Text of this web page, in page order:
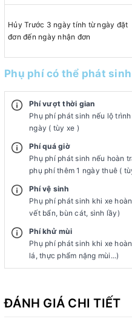
Hủy Trước 3 ngày tính từ ngày đặt
đơn đến ngày nhận đơn
Phụ phí có thể phát sinh
Phí vượt thời gian
Phụ phí phát sinh nếu lộ
ngày ( tùy xe )
Phí quá giờ
Phụ phí phát sinh nếu hoàn
phụ phí thêm 1 ngày thuê (
Phí vệ sinh
Phụ phí phát sinh khi xe
vết bẩn, bùn cát, sình lầy)
Phí khử mùi
Phụ phí phát sinh khi xe
lá, thực phẩm nặng mùi...)
ĐÁNH GIÁ CHI TIẾT